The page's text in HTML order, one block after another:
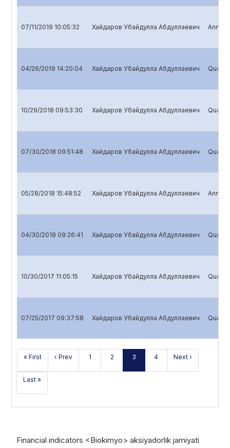
07/11/2019 10:05:32 Хайдаров Убайдулла Абдуллаевич
04/26/2019 14:20:04 Хайдаров Убайдулла Абдуллаевич
10/29/2018 09:53:30 Хайдаров Убайдулла Абдуллаевич
07/30/2018 09:51:48 Хайдаров Убайдулла Абдуллаевич
05/28/2018 15:48:52 Хайдаров Убайдулла Абдуллаевич
04/30/2018 09:26:41 Хайдаров Убайдулла Абдуллаевич
10/30/2017 11:05:15 Хайдаров Убайдулла Абдуллаевич
07/25/2017 09:37:58 Хайдаров Убайдулла Абдуллаевич
« First ‹ Prev 1 2 3 4 Next ›
Last »
Financial indicators <Biokimyo> aksiyadorlik jamiyati